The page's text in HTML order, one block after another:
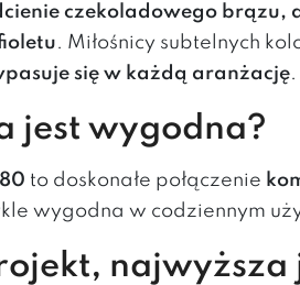
czekoladowego
. Miłośnicy subtelnych
się w każdą aranżację.
jest wygodna?
to doskonałe połączenie
wygodna w codziennym
najwyższa